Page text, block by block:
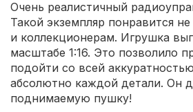
Очень реалистичный
Такой экземпляр понравится
и коллекционерам. Игрушка
масштабе 1:16. Это позволило
подойти со всей
абсолютно каждой детали. Он
поднимаемую пушку!